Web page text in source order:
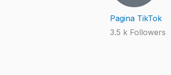
Pagina TikTok
3.5 k Followers